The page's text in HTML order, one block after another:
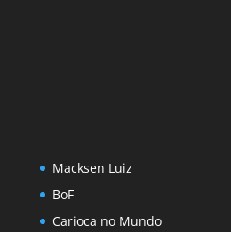
Macksen Luiz
BoF
Carioca no Mundo